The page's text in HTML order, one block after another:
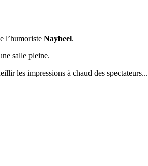
l’humoriste Naybeel.
salle pleine.
les impressions à chaud des spectateurs...